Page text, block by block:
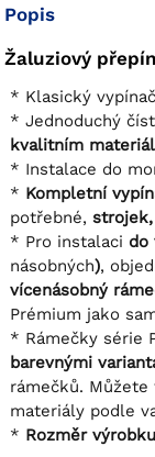
Popis
Žaluziový
Klasický
Jednoduchý
kvalitním
Instalace do
Kompletní
potřebné,
Pro instalaci do
násobných),
vícenásobný
Prémium jako
Rámečky série
barevnými
rámečků. Můžete
materiály podle
Rozměr